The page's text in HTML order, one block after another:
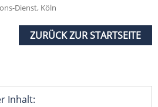
Dienst, Köln
ZURÜCK ZUR STARTSEITE
Inhalt: